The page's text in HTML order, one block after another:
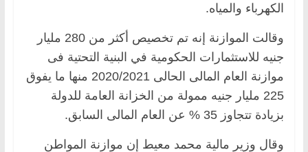
الكهرباء والمياه.
وقالت الموازنة إنه تم تخصيص أكثر من 280 مليار
جنيه للاستثمارات الحكومية في البنية التحتية فى
موازنة العام المالى الحالى 2020/2021 منها ما يفوق
225 مليار جنيه ممولة من الخزانة العامة للدولة
بزيادة تتجاوز 35 % عن العام المالى السابق.
وقال وزير مالية محمد معيط إن موازنة المواطن